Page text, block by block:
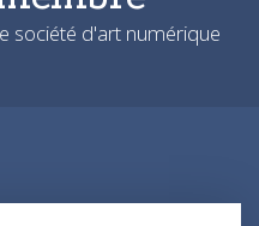
société d'art numérique